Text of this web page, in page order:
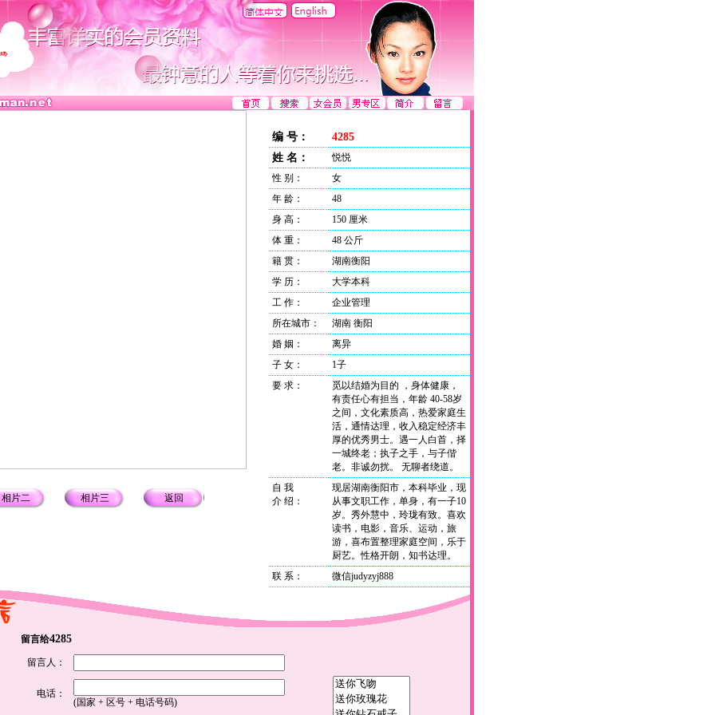
相片二 相片三 返回
编 号：
4285
姓 名：
悦悦
性 别：
女
年 龄：
48
身 高：
150 厘米
体 重：
48 公斤
籍 贯：
湖南衡阳
学 历：
大学本科
工 作：
企业管理
所在城市：
湖南 衡阳
婚 姻：
离异
子 女：
1子
要 求：
觅以结婚为目的 ，身体健康，
有责任心有担当，年龄 40-58岁
之间，文化素质高，热爱家庭生
活，通情达理，收入稳定经济丰
厚的优秀男士。遇一人白首，择
一城终老；执子之手，与子偕
老。非诚勿扰。 无聊者绕道。
自 我
介 绍 ：
现居湖南衡阳市，本科毕业，现
从事文职工作，单身，有一子10
岁。秀外慧中，玲珑有致。喜欢
读书，电影，音乐、运动，旅
游，喜布置整理家庭空间，乐于
厨艺。性格开朗，知书达理。
联 系 ： 微信judyzyj888
留言给4285
留言人：
电话：
(国家 + 区号 + 电话号码)